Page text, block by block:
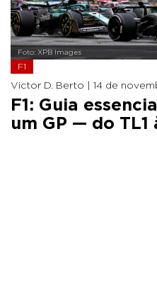
Foto: XPB Images
F1
Victor D. Berto | 14 de
F1: Guia
um GP — do TL1